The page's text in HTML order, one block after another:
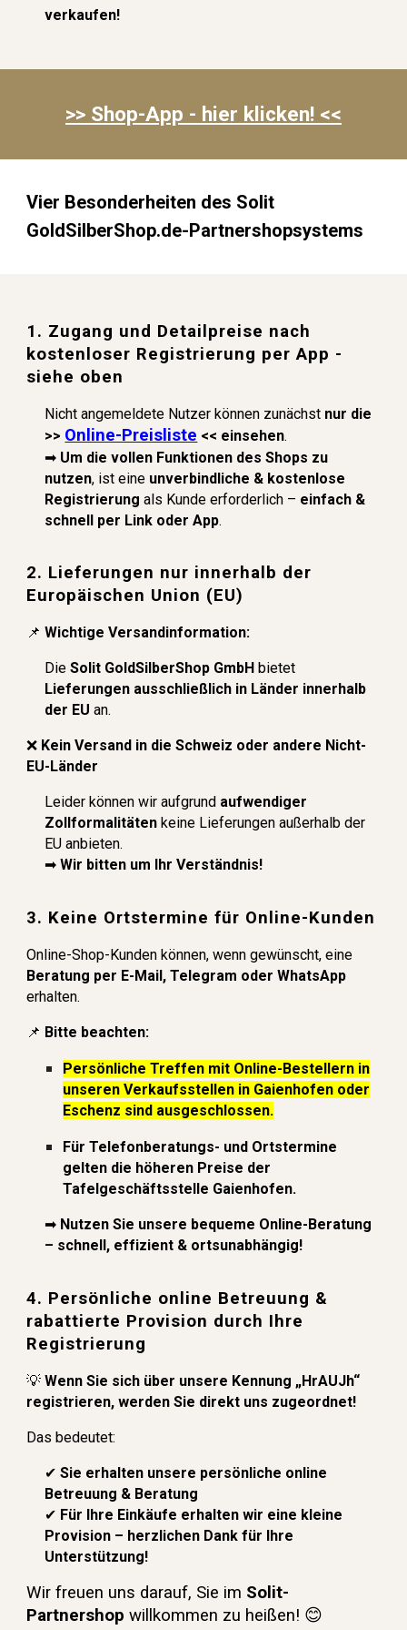
verkaufen!
>> Shop-App - hier klicken! <<
Vier Besonderheiten des Solit
GoldSilberShop.de-Partnershopsystems
1. Zugang und Detailpreise nach
kostenloser Registrierung per App -
siehe oben
Nicht angemeldete Nutzer können zunächst nur die
>> Online-Preisliste << einsehen.
➡ Um die vollen Funktionen des Shops zu
nutzen, ist eine unverbindliche & kostenlose
Registrierung als Kunde erforderlich – einfach &
schnell per Link oder App.
2. Lieferungen nur innerhalb der
Europäischen Union (EU)
📌Wichtige Versandinformation:
DieSolit GoldSilberShop GmbH bietet
Lieferungen ausschließlich in Länder innerhalb
der EU an.
❌ Kein Versand in die Schweiz oder andere Nicht-
EU-Länder
Leider können wir aufgrund aufwendiger
Zollformalitäten keine Lieferungen außerhalb der
EU anbieten.
➡Wir bitten um Ihr Verständnis!
3. Keine Ortstermine für Online-Kunden
Online-Shop-Kunden können, wenn gewünscht, eine
Beratung per E-Mail, Telegram oder WhatsApp
erhalten.
📌 Bitte beachten:
Persönliche Treffen mit Online-Bestellern in
unseren Verkaufsstellen in Gaienhofen oder
Eschenz sind ausgeschlossen.
Für Telefonberatungs- und Ortstermine
gelten die höheren Preise der
Tafelgeschäftsstelle Gaienhofen.
➡ Nutzen Sie unsere bequeme Online-Beratung
– schnell, effizient & ortsunabhängig!
4. Persönliche online Betreuung &
rabattierte Provision durch Ihre
Registrierung
💡Wenn Sie sich über unsere Kennung „HrAUJh“
registrieren, werden Sie direkt uns zugeordnet!
Das bedeutet:
✔Sie erhalten unsere persönliche online
Betreuung & Beratung
✔ Für Ihre Einkäufe erhalten wir eine kleine
Provision – herzlichen Dank für Ihre
Unterstützung!
Wir freuen uns darauf, Sie im Solit-
Partnershop willkommen zu heißen! 😊